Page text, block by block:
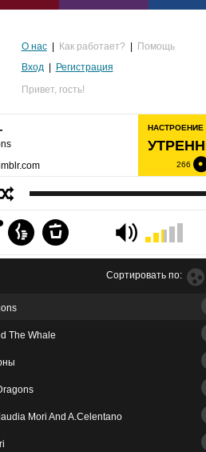
О нас Как работает?
Помощь
Вход
Регистрация
Привет, гость!
НАСТРОЕНИЕ
266
The Whale
Mori And A.Celentano
Сортировать по: